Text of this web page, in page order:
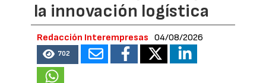
la innovación logística
Redacción Interempresas 04/08/2026
702